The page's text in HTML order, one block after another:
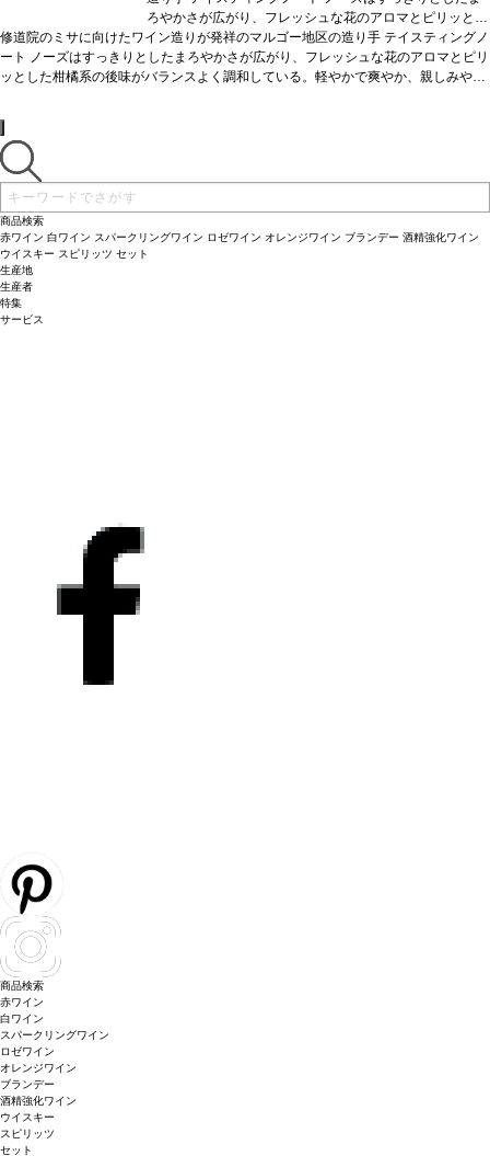
ろやかさが広がり、フレッシュな花のアロマとピリッとし
た柑橘系の後味がバランスよく調和している。軽やかで爽
やか、親しみやすく美味しい一本。合う料理ホタテのカ
ルパッチョなどと好相性葡萄品種ソーヴィニヨン・ブラ
修道院のミサに向けたワイン造りが発祥のマルゴー地区の造り手 テイスティングノ
ート ノーズはすっきりとしたまろやかさが広がり、フレッシュな花のアロマとピリ
ッとした柑橘系の後味がバランスよく調和している。軽やかで爽やか、親しみやす
ニヨン・ブラン 70%、セミヨン 30%
商品検索
赤ワイン 白ワイン スパークリングワイン ロゼワイン オレンジワイン ブランデー 酒精強化ワイン
ウイスキー スピリッツ セット
生産地
生産者
特集
サービス
商品検索
赤ワイン
白ワイン
スパークリングワイン
ロゼワイン
オレンジワイン
ブランデー
酒精強化ワイン
ウイスキー
スピリッツ
セット